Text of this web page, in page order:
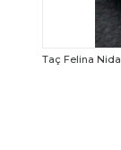
Taç Calista